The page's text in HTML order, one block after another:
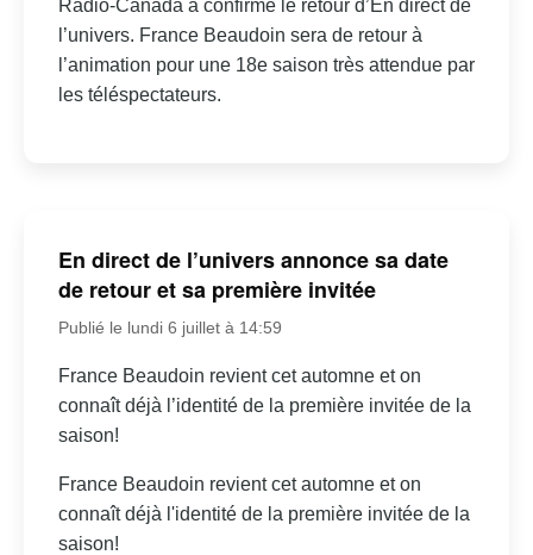
Radio-Canada a confirmé le retour d’En direct de
l’univers. France Beaudoin sera de retour à
l’animation pour une 18e saison très attendue par
les téléspectateurs.
En direct de l’univers annonce sa date
de retour et sa première invitée
Publié le lundi 6 juillet à 14:59
France Beaudoin revient cet automne et on
connaît déjà l’identité de la première invitée de la
saison!
France Beaudoin revient cet automne et on
connaît déjà l'identité de la première invitée de la
saison!